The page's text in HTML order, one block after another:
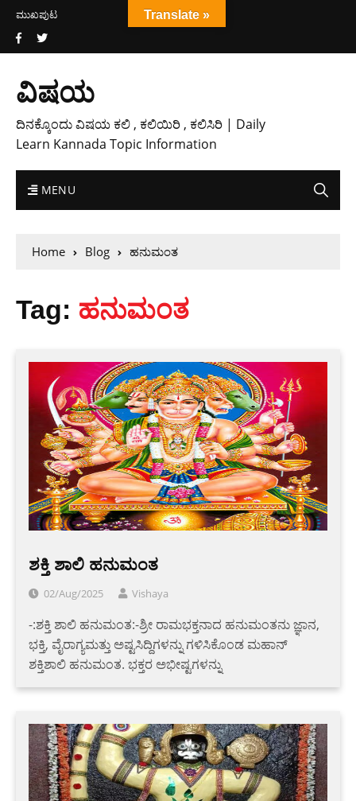
ಮುಖಪುಟ
ವಿಷಯ
ದಿನಕ್ಕೊಂದು ವಿಷಯ ಕಲಿ , ಕಲಿಯಿರಿ , ಕಲಿಸಿರಿ | Daily
Learn Kannada Topic Information
MENU
Home Blog ಹನುಮಂತ
Tag: ಹನುಮಂತ
ಶಕ್ತಿ ಶಾಲಿ ಹನುಮಂತ
02/Aug/2025 Vishaya
-:ಶಕ್ತಿ ಶಾಲಿ ಹನುಮಂತ:-ಶ್ರೀ ರಾಮಭಕ್ತನಾದ ಹನುಮಂತನು ಜ್ಞಾನ,
ಭಕ್ತಿ, ವೈರಾಗ್ಯಮತ್ತು ಅಷ್ಟಸಿದ್ದಿಗಳನ್ನು ಗಳಿಸಿಕೊಂಡ ಮಹಾನ್
ಶಕ್ತಿಶಾಲಿ ಹನುಮಂತ. ಭಕ್ತರ ಅಭೀಷ್ಟಗಳನ್ನು
Translate »